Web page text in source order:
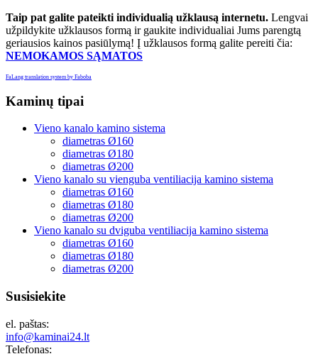
Taip pat galite pateikti individualią užklausą internetu. Lengvai
užpildykite užklausos formą ir gaukite individualiai Jums parengtą
geriausios kainos pasiūlymą! Į užklausos formą galite pereiti čia:
NEMOKAMOS SĄMATOS
FaLang translation system by Faboba
Kaminų tipai
Vieno kanalo kamino sistema
diametras Ø160
diametras Ø180
diametras Ø200
Vieno kanalo su vienguba ventiliacija kamino sistema
diametras Ø160
diametras Ø180
diametras Ø200
Vieno kanalo su dviguba ventiliacija kamino sistema
diametras Ø160
diametras Ø180
diametras Ø200
Susisiekite
el. paštas:
info@kaminai24.lt
Telefonas: